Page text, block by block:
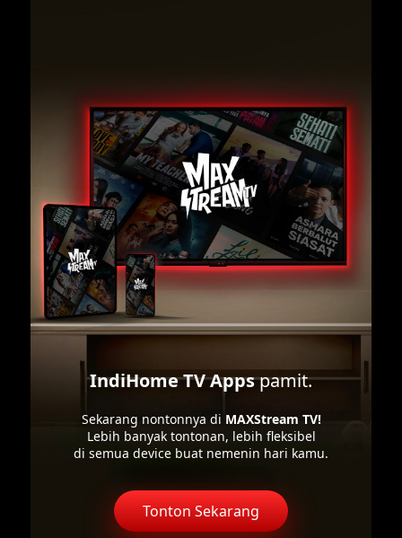
IndiHome TV Appspamit.
Sekarang nontonnya di MAXStream TV!
Lebih banyak tontonan, lebih fleksibel
di semua device buat nemenin hari kamu.
Tonton Sekarang